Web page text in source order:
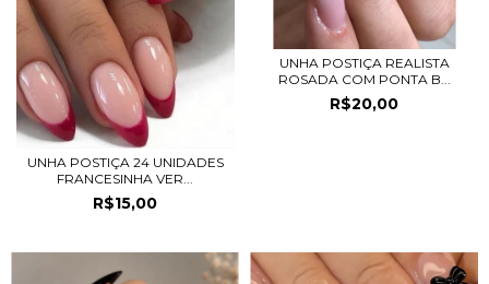
UNHA POSTIÇA 24 UNIDADES
FRANCESINHA VER...
R$15,00
UNHA POSTIÇA REALISTA
ROSADA COM PONTA B...
R$20,00